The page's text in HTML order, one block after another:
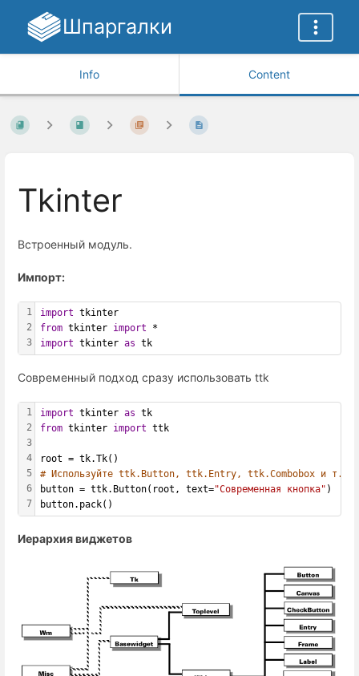
Шпаргалки
Info Content
Tkinter
Встроенный модуль.
Импорт:
1
2
3
import tkinter
from tkinter import *
import tkinter as tk
Современный подход сразу использовать ttk
1
2
3
4
5
6
7
import tkinter as tk
from tkinter import ttk
root = tk.Tk()
# Используйте ttk.Button, ttk.Entry, ttk.Combobox и т.д.
button = ttk.Button(root, text="Современная кнопка" )
button.pack()
Иерархия виджетов